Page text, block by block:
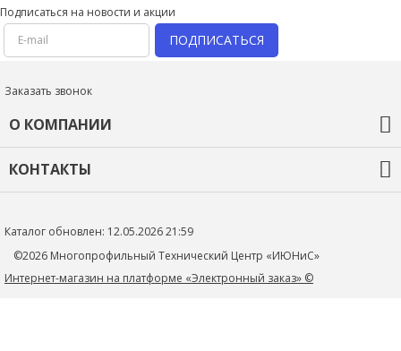
Подписаться на новости и акции
ПОДПИСАТЬСЯ
Заказать звонок
О КОМПАНИИ
О компании
Оплата и доставка
Гарантия и возврат
Контакты
Политика конфиденциальности
КОНТАКТЫ
mtc_1@rambler.ru
352705, Краснодарский край, Тимашевский р-н, г.Тимашевск,
Каталог обновлен: 12.05.2026 21:59
©2026 Многопрофильный Технический Центр «ИЮНиС»
Интернет-магазин на платформе «Электронный заказ» ©